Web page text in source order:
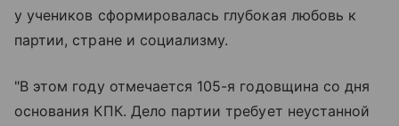
у учеников сформировалась глубокая любовь к
партии, стране и социализму.
"В этом году отмечается 105-я годовщина со дня
основания КПК. Дело партии требует неустанной